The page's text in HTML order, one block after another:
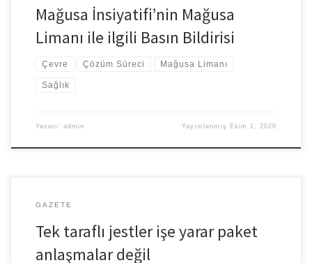
Mağusa İnsiyatifi’nin Mağusa
Limanı ile ilgili Basın Bildirisi
Çevre Çözüm Süreci Mağusa Limanı
Sağlık
Yazarı: admin Yayımlanmış Ekim 1, 2020
GAZETE
Tek taraflı jestler işe yarar paket
anlaşmalar değil